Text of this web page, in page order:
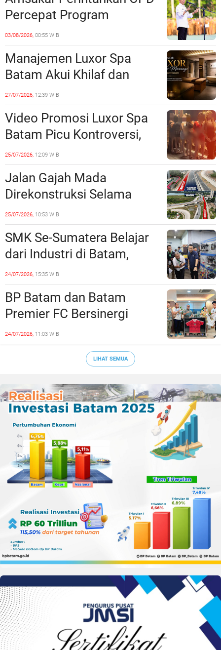
Percepat Program
Prioritas, Targetkan
Realisasi Pembangunan
Lampaui 50 Persen
03/08/2026, 00:55 WIB
Manajemen Luxor Spa
Batam Akui Khilaf dan
Minta Maaf, Konten
Langsung Di-Takedown
27/07/2026, 12:39 WIB
Video Promosi Luxor Spa
Batam Picu Kontroversi,
Dinilai Bermuatan Sensual
25/07/2026, 12:09 WIB
Jalan Gajah Mada
Direkonstruksi Selama
Empat Minggu, Ini Skema
Rekayasa Lalu Lintasnya
25/07/2026, 10:53 WIB
SMK Se-Sumatera Belajar
dari Industri di Batam,
Siapkan Lulusan Siap Kerja
Era Digital
24/07/2026, 15:35 WIB
BP Batam dan Batam
Premier FC Bersinergi
Cetak Generasi Emas
24/07/2026, 11:03 WIB
LIHAT SEMUA